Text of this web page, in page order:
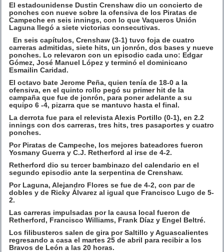
El estadounidense Dustin Crenshaw dio un concierto de
ponches con nueve sobre la ofensiva de los Piratas de
Campeche en seis innings, con lo que Vaqueros Unión
Laguna llegó a siete victorias consecutivas.
En seis capítulos, Crenshaw (3-1) tuvo foja de cuatro
carreras admitidas, siete hits, un jonrón, dos bases y nueve
ponches. Lo relevaron con un episodio cada uno: Edgar
Gómez, José Manuel López y terminó el dominicano
Esmailin Caridad.
El octavo bate Jerome Peña, quien tenía de 18-0 a la
ofensiva, en el quinto rollo pegó su primer hit de la
campaña que fue de jonrón, para poner adelante a su
equipo 6 -4, pizarra que se mantuvo hasta el final.
La derrota fue para el relevista Alexis Portillo (0-1), en 2.2
innings con dos carreras, tres hits, tres pasaportes y cuatro
ponches.
Por Piratas de Campeche, los mejores bateadores fueron
Yosmany Guerra y C.J. Retherford al irse de 4-2.
Retherford dio su tercer bambinazo del calendario en el
segundo episodio ante la serpentina de Crenshaw.
Por Laguna, Alejandro Flores se fue de 4-2, con par de
dobles y de Ricky Álvarez al igual que Francisco Lugo de 5-
2.
Las carreras impulsadas por la causa local fueron de
Retherford, Francisco Williams, Frank Díaz y Engel Beltré.
Los filibusteros salen de gira por Saltillo y Aguascalientes
regresando a casa el martes 25 de abril para recibir a los
Bravos de León a las 20 horas.